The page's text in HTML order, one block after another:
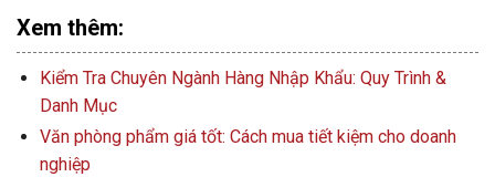
Xem thêm:
Kiểm Tra Chuyên Ngành Hàng Nhập Khẩu: Quy Trình &
Danh Mục
Văn phòng phẩm giá tốt: Cách mua tiết kiệm cho doanh
nghiệp